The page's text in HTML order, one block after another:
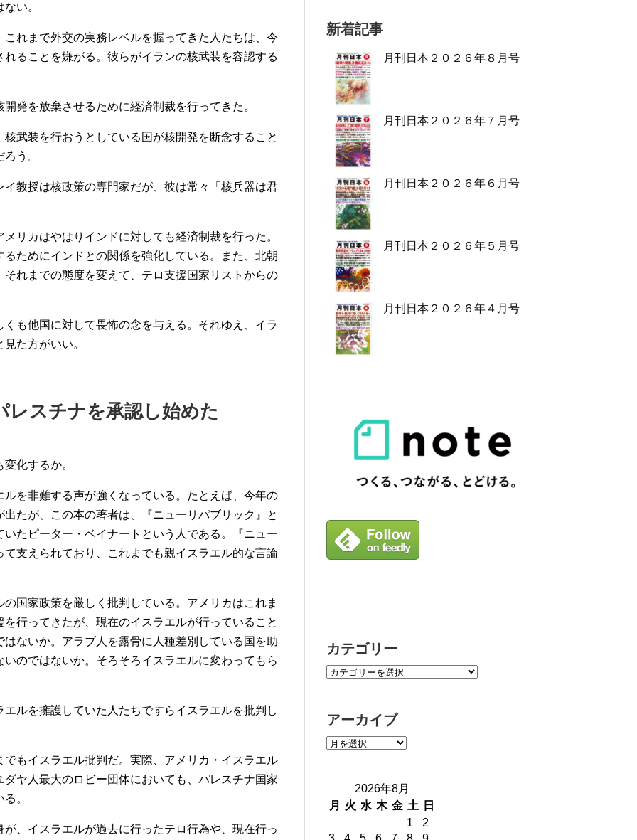
い。
れまで外交の実務レベルを握ってきた人たちは、今
ることを嫌がる。彼らがイランの核武装を容認する
を放棄させるために経済制裁を行ってきた。
武装を行おうとしている国が核開発を断念すること
う。
教授は核政策の専門家だが、彼は常々「核兵器は君
リカはやはりインドに対しても経済制裁を行った。
ためにインドとの関係を強化している。また、北朝
れまでの態度を変えて、テロ支援国家リストからの
も他国に対して畏怖の念を与える。それゆえ、イラ
た方がいい。
レスチナを承認し始めた
化するか。
を非難する声が強くなっている。たとえば、今年の
たが、この本の著者は、『ニューリパブリック』と
たピーター・ベイナートという人である。『ニュー
支えられており、これまでも親イスラエル的な言論
国家政策を厳しく批判している。アメリカはこれま
行ってきたが、現在のイスラエルが行っていること
ないか。アラブ人を露骨に人種差別している国を助
のではないか。そろそろイスラエルに変わってもら
ルを擁護していた人たちですらイスラエルを批判し
もイスラエル批判だ。実際、アメリカ・イスラエル
ヤ人最大のロビー団体においても、パレスチナ国家
。
、イスラエルが過去に行ったテロ行為や、現在行っ
新着記事
月刊日本２０２６年８月号
月刊日本２０２６年７月号
月刊日本２０２６年６月号
月刊日本２０２６年５月号
月刊日本２０２６年４月号
カテゴリー
アーカイブ
2026年8月
月
火 水 木 金 土
日
1
2